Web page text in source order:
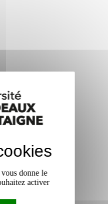
donne le
activer